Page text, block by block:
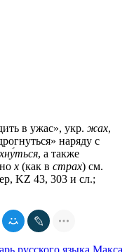
в ужас», укр. жах,
наряду с
, а также
х (как в страх) см.
KZ 43, 303 и сл.;
русского языка Макса